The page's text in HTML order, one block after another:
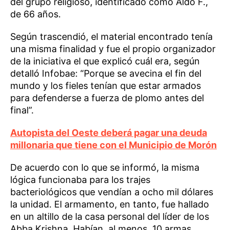
de 66 años.
Según trascendió, el material encontrado tenía
una misma finalidad y fue el propio organizador
de la iniciativa el que explicó cuál era, según
detalló Infobae: “Porque se avecina el fin del
mundo y los fieles tenían que estar armados
para defenderse a fuerza de plomo antes del
final”.
Autopista del Oeste deberá pagar una deuda
millonaria que tiene con el Municipio de Morón
De acuerdo con lo que se informó, la misma
lógica funcionaba para los trajes
bacteriológicos que vendían a ocho mil dólares
la unidad. El armamento, en tanto, fue hallado
en un altillo de la casa personal del líder de los